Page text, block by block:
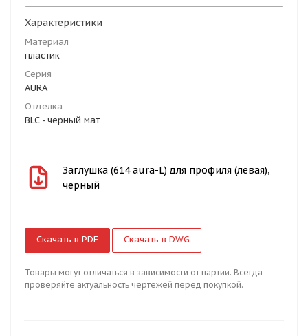
Характеристики
Материал
пластик
Серия
AURA
Отделка
BLC - черный мат
Заглушка (614 aura-L) для профиля (левая),
черный
Скачать в PDF Скачать в DWG
Товары могут отличаться в зависимости от партии. Всегда
проверяйте актуальность чертежей перед покупкой.